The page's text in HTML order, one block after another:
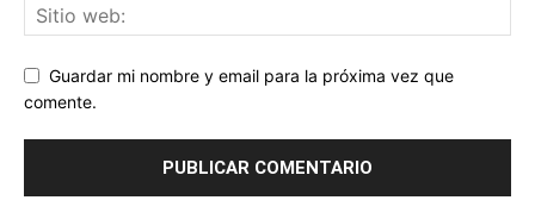
Guardar mi nombre y email para la próxima vez que
comente.